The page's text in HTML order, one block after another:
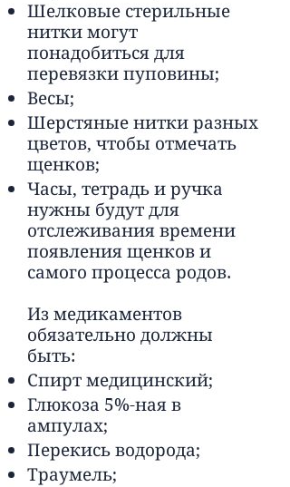
Шелковые стерильные
нитки могут
понадобиться для
перевязки пуповины;
Весы;
Шерстяные нитки разных
цветов, чтобы отмечать
щенков;
Часы, тетрадь и ручка
нужны будут для
отслеживания времени
появления щенков и
самого процесса родов.
Из медикаментов
обязательно должны
быть:
Спирт медицинский;
Глюкоза 5%-ная в
ампулах;
Перекись водорода;
Траумель;